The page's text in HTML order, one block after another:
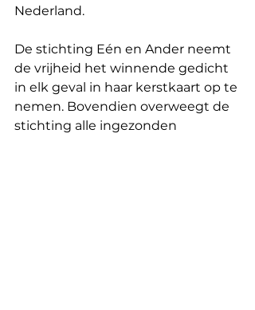
Nederland.
De stichting Eén en Ander neemt
de vrijheid het winnende gedicht
in elk geval in haar kerstkaart op te
nemen. Bovendien overweegt de
stichting alle ingezonden